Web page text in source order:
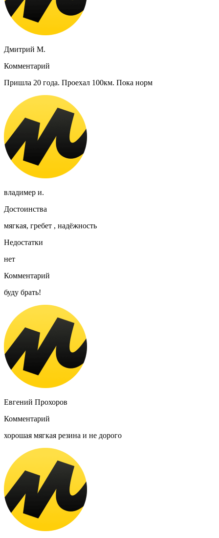
Дмитрий М.
Комментарий
Пришла 20 года. Проехал 100км. Пока норм
владимер и.
Достоинства
мягкая, гребет , надёжность
Недостатки
нет
Комментарий
буду брать!
Евгений Прохоров
Комментарий
хорошая мягкая резина и не дорого